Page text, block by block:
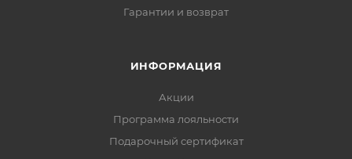
Гарантии и возврат
ИНФОРМАЦИЯ
Акции
Программа лояльности
Подарочный сертификат